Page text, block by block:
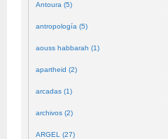
Antoura (5)
antropología (5)
aouss habbarah (1)
apartheid (2)
arcadas (1)
archivos (2)
ARGEL (27)